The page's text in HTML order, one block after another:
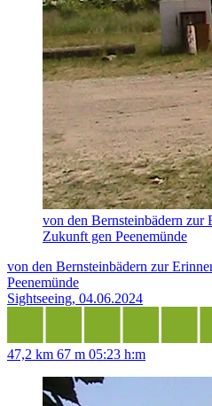
von den Bernsteinbädern zur
Zukunft gen Peenemünde
von den Bernsteinbädern zur
Peenemünde
Sightseeing, 04.06.2024
47,2 km 67 m 05:23 h:m